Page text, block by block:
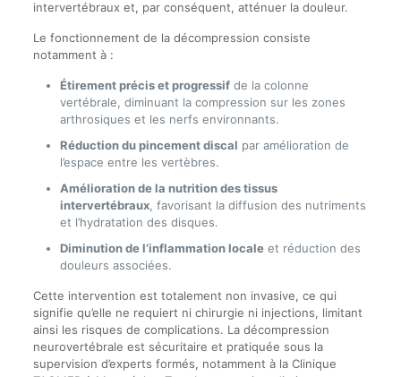
intervertébraux et, par conséquent, atténuer la douleur.
Le fonctionnement de la décompression consiste
notamment à :
Étirement précis et progressifde la colonne
vertébrale, diminuant la compression sur les zones
arthrosiques et les nerfs environnants.
Réduction du pincement discal par amélioration de
l’espace entre les vertèbres.
Amélioration de la nutrition des tissus
intervertébraux, favorisant la diffusion des nutriments
et l’hydratation des disques.
Diminution de l’inflammation localeet réduction des
douleurs associées.
Cette intervention est totalement non invasive, ce qui
signifie qu’elle ne requiert ni chirurgie ni injections, limitant
ainsi les risques de complications. La décompression
neurovertébrale est sécuritaire et pratiquée sous la
supervision d’experts formés, notamment à la Clinique